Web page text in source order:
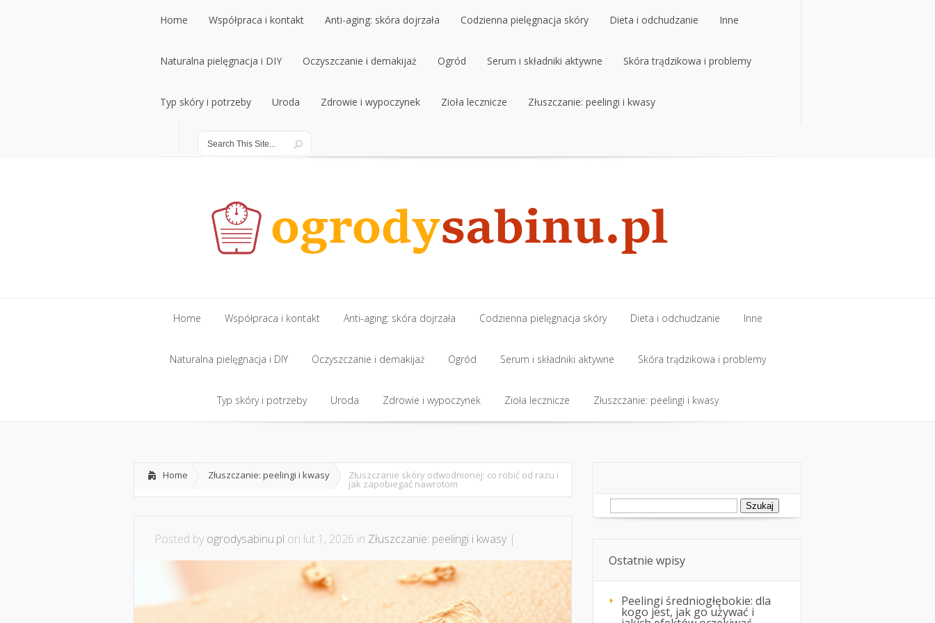
Home
Home
Współpraca i kontakt
Współpraca i kontakt
Anti-aging: skóra dojrzała
Anti-aging: skóra dojrzała
Codzienna pielęgnacja skóry
Codzienna pielęgnacja skóry
Dieta i odchudzanie
Dieta i odchudzanie
Inne
Inne
Naturalna pielęgnacja i DIY
Naturalna pielęgnacja i DIY
Oczyszczanie i demakijaż
Oczyszczanie i demakijaż
Ogród
Ogród
Serum i składniki aktywne
Serum i składniki aktywne
Skóra trądzikowa i problemy
Skóra trądzikowa i problemy
Typ skóry i potrzeby
Typ skóry i potrzeby
Uroda
Uroda
Zdrowie i wypoczynek Zioła lecznicze Złuszczanie: peelingi i kwasy
Home
Home
Współpraca i kontakt
Współpraca i kontakt
Anti-aging: skóra dojrzała
Anti-aging: skóra dojrzała
Codzienna pielęgnacja skóry
Codzienna pielęgnacja skóry
Dieta i odchudzanie
Dieta i odchudzanie
Inne
Inne
Naturalna pielęgnacja i DIY
Naturalna pielęgnacja i DIY
Oczyszczanie i demakijaż
Oczyszczanie i demakijaż
Ogród
Ogród
Serum i składniki aktywne
Serum i składniki aktywne
Skóra trądzikowa i problemy
Skóra trądzikowa i problemy
Typ skóry i potrzeby Uroda Zdrowie i wypoczynek Zioła lecznicze Złuszczanie: peelingi i kwasy
Home Złuszczanie: peelingi i kwasy Złuszczanie skóry odwodnionej: co robić od razu i
jak zapobiegać nawrotom
Posted by ogrodysabinu.pl on lut 1, 2026 in Złuszczanie: peelingi i kwasy|
Szukaj:
Ostatnie wpisy
Peelingi średniogłębokie: dla
kogo jest, jak go używać i